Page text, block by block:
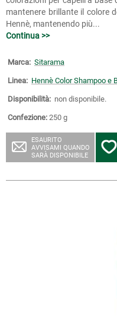
mantenere brillante il colore
Hennè, mantenendo più...
Continua >>
Marca: Sitarama
Linea: Hennè Color Shampoo e
Disponibilità: non disponibile.
Confezione: 250 g
ESAURITO
AVVISAMI QUANDO
SARÀ DISPONIBILE